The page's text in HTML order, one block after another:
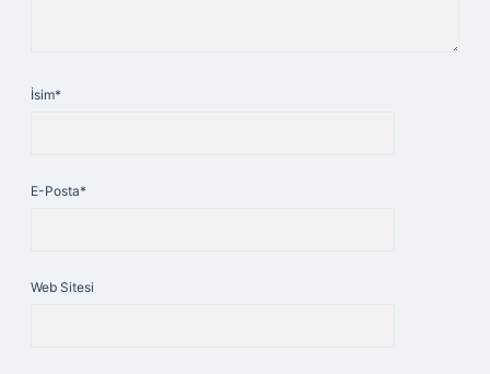
İsim*
E-Posta*
Web Sitesi